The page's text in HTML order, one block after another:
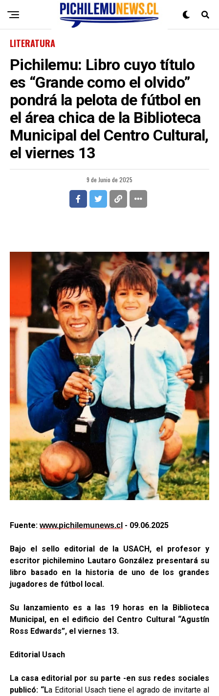
LITERATURA
Pichilemu: Libro cuyo título
es “Grande como el olvido”
pondrá la pelota de fútbol en
el área chica de la Biblioteca
Municipal del Centro Cultural,
el viernes 13
9 de Junio de 2025
Fuente: www.pichilemunews.cl - 09.06.2025
Bajo el sello editorial de la USACH, el profesor y
escritor pichilemino Lautaro González presentará su
libro basado en la historia de uno de los grandes
jugadores de fútbol local.
Su lanzamiento es a las 19 horas en la Biblioteca
Municipal, en el edificio del Centro Cultural “Agustín
Ross Edwards”, el viernes 13.
Editorial Usach
La casa editorial por su parte -en sus redes sociales
publicó: “La Editorial Usach tiene el agrado de invitarte al